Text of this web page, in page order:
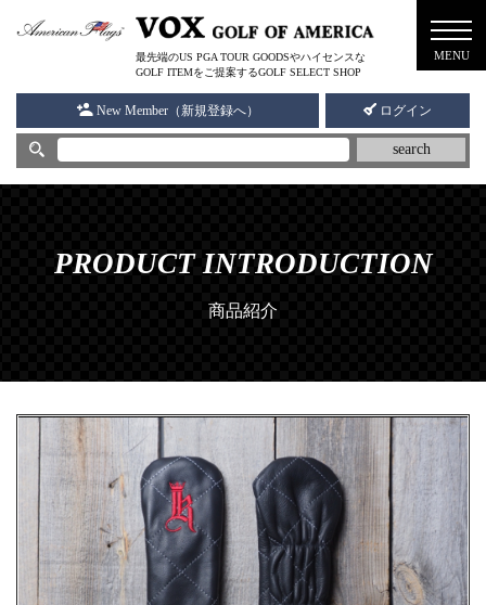
最先端のUS PGA TOUR GOODSやハイセンスな
GOLF ITEMをご提案するGOLF SELECT SHOP
New Member（新規登録へ） ログイン
search
PRODUCT INTRODUCTION
商品紹介
メニ
ュー
MENU